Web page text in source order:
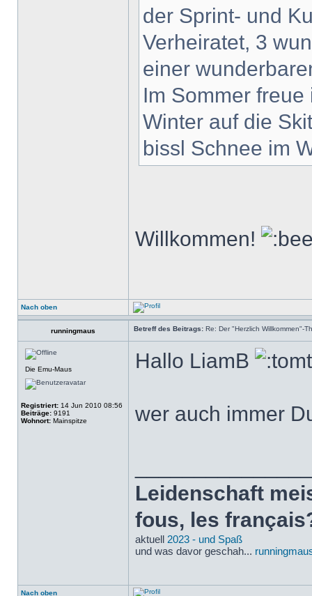
der Sprint- und
Verheiratet, 3
einer
Im Sommer
Winter auf die
bissl Schnee im
Willkommen!
Nach oben
runningmaus Betreff des Beitrags: Re: Der "Herzlich Willkommen"-
Die Emu-Maus
Registriert: 14 Jun 2010 08:56
Beiträge: 9191
Wohnort: Mainspitze
Hallo LiamB
wer auch immer
Leidenschaft
fous, les
aktuell 2023 - und Spaß
und was davor geschah...
Nach oben